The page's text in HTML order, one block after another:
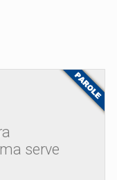
serve